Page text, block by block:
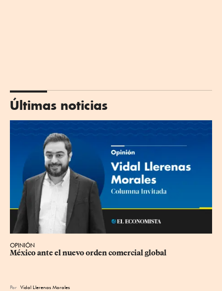
Últimas noticias
OPINIÓN
México ante el nuevo orden comercial global
Por Vidal Llerenas Morales